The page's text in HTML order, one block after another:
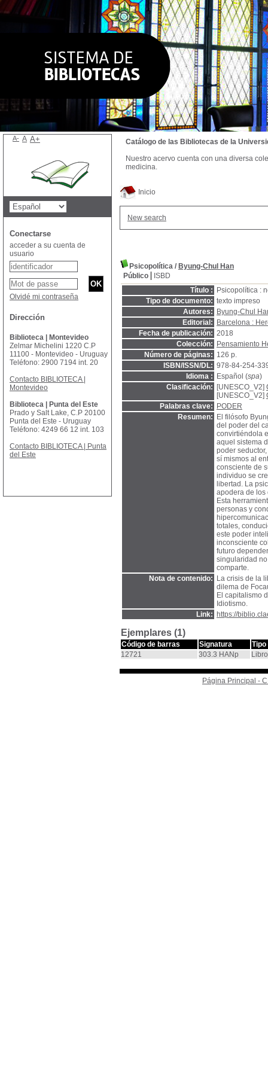
Inicio
New search
Psicopolítica / Byung-Chul Han
Público
ISBD
Título :
Psicopolítica :
Tipo de documento: texto impreso
Autores:
Byung-Chul
Editorial:
Barcelona :
Fecha de publicación: 2018
Colección:
Pensamiento
Número de páginas: 126 p.
ISBN/ISSN/DL: 978-84-254-
Idioma :
Español (spa)
Clasificación:
[UNESCO_V2]
[UNESCO_V2]
Palabras clave:
PODER
Resumen:
El filósofo
del poder del
convirtiéndola
aquel sistema
poder
sí mismos al
consciente de
individuo se
libertad. La
apodera de los
Esta
personas y
totales,
este poder
inconsciente
futuro
singularidad
comparte.
Nota de contenido:
La crisis de la
dilema de
El capitalismo
Idiotismo.
Link:
https://
Ejemplares (1)
Código de barras Signatura
Tipo
12721
303.3 HANp Libro
Página Principal -
Catálogo de las Bibliotecas de la
Nuestro acervo cuenta con una diversa
medicina.
A- A A+
Conectarse
acceder a su cuenta de
usuario
Olvidé mi contraseña
Dirección
Biblioteca | Montevideo
Zelmar Michelini 1220 C.P
11100 - Montevideo - Uruguay
Teléfono: 2900 7194 int. 20
Contacto BIBLIOTECA |
Montevideo
Biblioteca | Punta del Este
Prado y Salt Lake, C.P 20100
Punta del Este - Uruguay
Teléfono: 4249 66 12 int. 103
Contacto BIBLIOTECA | Punta
del Este